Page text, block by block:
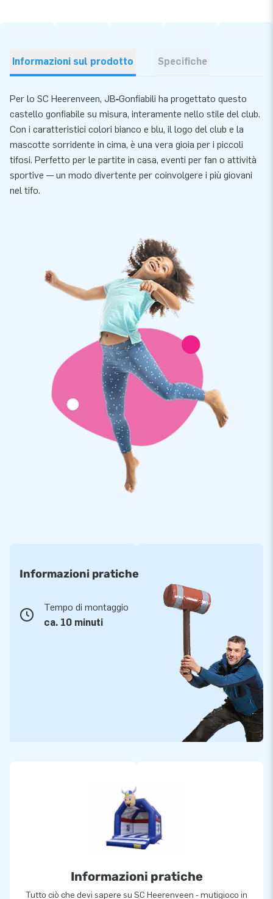
Informazioni sul prodotto Specifiche
Per lo SC Heerenveen, JB‑Gonfiabili ha progettato questo
castello gonfiabile su misura, interamente nello stile del club.
Con i caratteristici colori bianco e blu, il logo del club e la
mascotte sorridente in cima, è una vera gioia per i piccoli
tifosi. Perfetto per le partite in casa, eventi per fan o attività
sportive — un modo divertente per coinvolgere i più giovani
nel tifo.
Informazioni pratiche
Tempo di montaggio
ca. 10 minuti
Informazioni pratiche
Tutto ciò che devi sapere su SC Heerenveen - mutigioco in